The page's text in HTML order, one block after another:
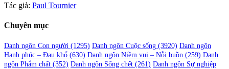
Tác giả: Paul Tournier
Chuyên mục
Danh ngôn Con người (1295) Danh ngôn Cuộc sống (3920) Danh ngôn
Hạnh phúc – Đau khổ (630) Danh ngôn Niềm vui – Nỗi buồn (259) Danh
ngôn Phẩm chất (352) Danh ngôn Sống chết (261) Danh ngôn Sự nghiệp